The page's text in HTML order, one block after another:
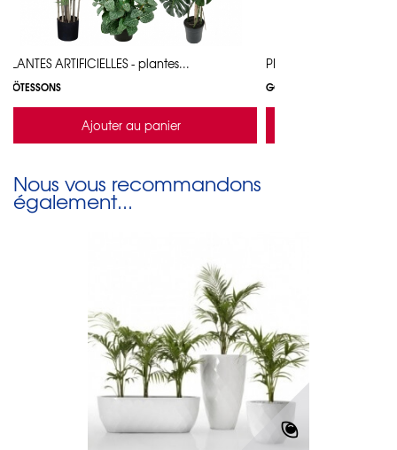
PLANTES ARTIFICIELLES - plantes...
GÖTESSONS
Ajouter au panier
PLANTES
GÖTESSONS
Nous vous recommandons
également...